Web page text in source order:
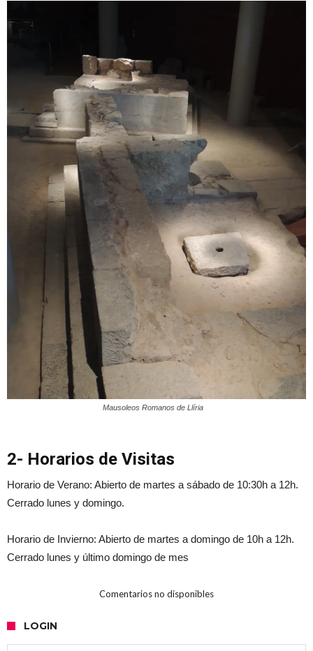
Mausoleos Romanos de Llíria
2- Horarios de Visitas
Horario de Verano: Abierto de martes a sábado de 10:30h a 12h.
Cerrado lunes y domingo.
Horario de Invierno: Abierto de martes a domingo de 10h a 12h.
Cerrado lunes y último domingo de mes
Comentarios no disponibles
LOGIN